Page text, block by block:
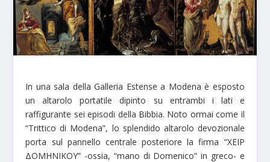
In una sala della Galleria Estense a Modena è esposto
un altarolo portatile dipinto su entrambi i lati e
raffigurante sei episodi della Bibbia. Noto ormai come il
“Trittico di Modena”, lo splendido altarolo devozionale
porta sul pannello centrale posteriore la firma “ΧΕΙΡ
ΔΟΜΗΝΙΚΟΥ” -ossia, “mano di Domenico” in greco- e